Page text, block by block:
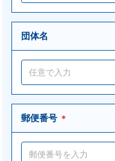
団体名
郵便番号 ＊